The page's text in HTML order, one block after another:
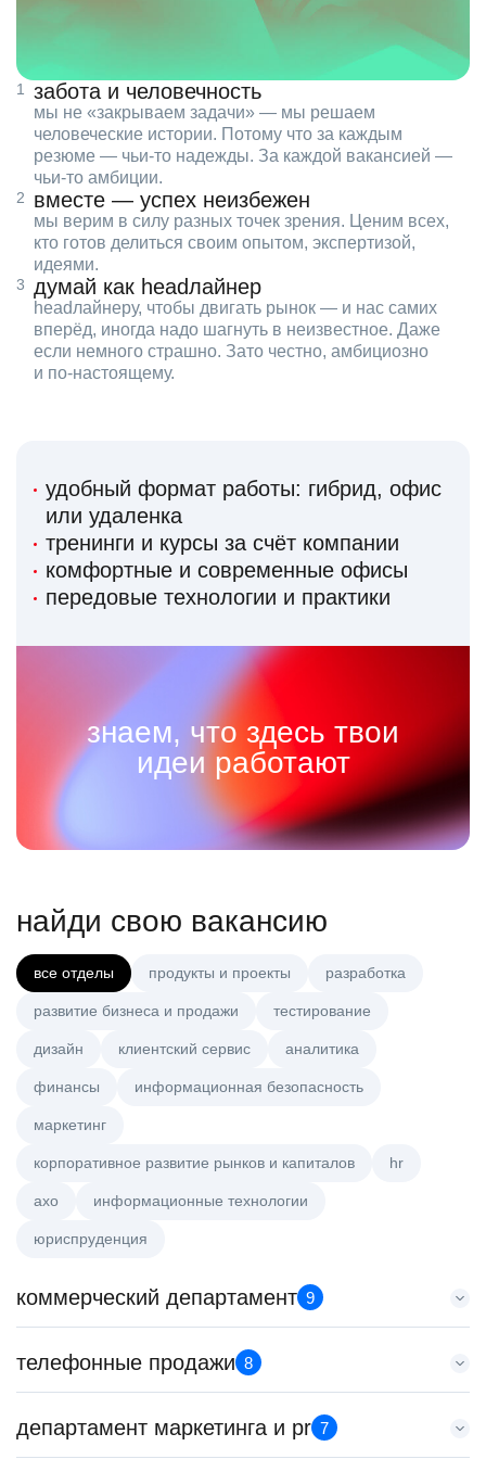
забота и человечность
мы не «закрываем задачи» — мы решаем
человеческие истории. Потому что за каждым
резюме — чьи‑то надежды. За каждой вакансией —
чьи‑то амбиции.
вместе — успех неизбежен
мы верим в силу разных точек зрения. Ценим всех,
кто готов делиться своим опытом, экспертизой,
идеями.
думай как headлайнер
headлайнеру, чтобы двигать рынок — и нас самих
вперёд, иногда надо шагнуть в неизвестное. Даже
если немного страшно. Зато честно, амбициозно
и по‑настоящему.
удобный формат работы: гибрид, офис
или удаленка
тренинги и курсы за счёт компании
комфортные и современные офисы
передовые технологии и практики
знаем, что здесь твои
идеи работают
найди свою вакансию
все отделы продукты и проекты разработка
развитие бизнеса и продажи тестирование
дизайн клиентский сервис аналитика
финансы информационная безопасность
маркетинг
корпоративное развитие рынков и капиталов hr
axo информационные технологии
юриспруденция
коммерческий департамент 9
Key Account Manager (EdTech)
HeadHunter::Коммерческий департамент
150000 ₽
телефонные продажи 8
Менеджер по продажам в сегменте среднего и крупного
бизнеса
департамент маркетинга и pr 7